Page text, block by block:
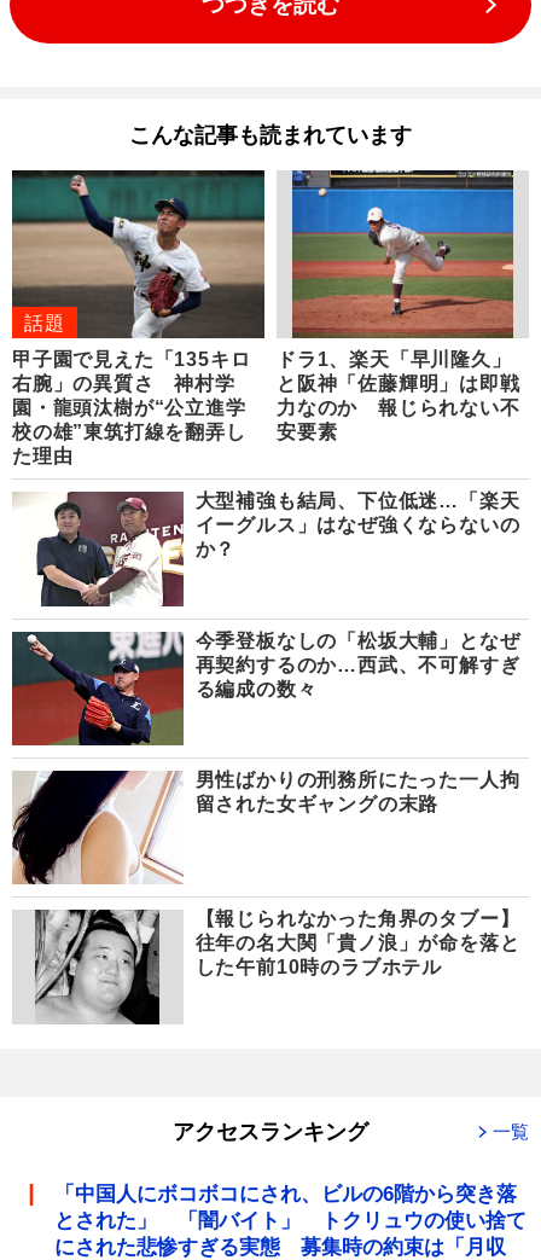
こんな記事も読まれています
話題
甲子園で見えた「135キロ
右腕」の異質さ 神村学
園・龍頭汰樹が“公立進学
校の雄”東筑打線を翻弄し
た理由
ドラ1、楽天「早川隆久」
と阪神「佐藤輝明」は即戦
力なのか 報じられない不
安要素
大型補強も結局、下位低迷…「楽天
イーグルス」はなぜ強くならないの
か？
今季登板なしの「松坂大輔」となぜ
再契約するのか…西武、不可解すぎ
る編成の数々
男性ばかりの刑務所にたった一人拘
留された女ギャングの末路
【報じられなかった角界のタブー】
往年の名大関「貴ノ浪」が命を落と
した午前10時のラブホテル
アクセスランキング 一覧
「中国人にボコボコにされ、ビルの6階から突き落
とされた」 「闇バイト」 トクリュウの使い捨て
にされた悲惨すぎる実態 募集時の約束は「月収